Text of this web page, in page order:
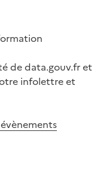
de data.gouv.fr et
infolettre et